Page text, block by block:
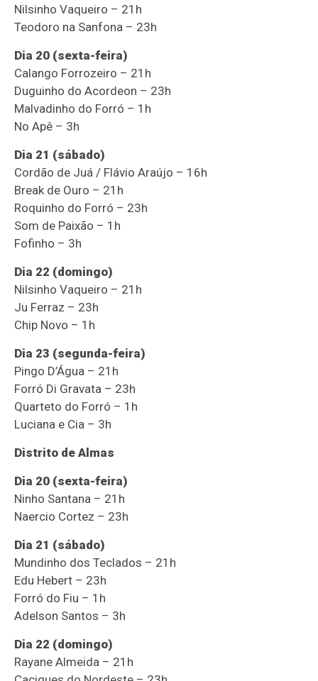
Nilsinho Vaqueiro – 21h
Teodoro na Sanfona – 23h
Dia 20 (sexta-feira)
Calango Forrozeiro – 21h
Duguinho do Acordeon – 23h
Malvadinho do Forró – 1h
No Apê – 3h
Dia 21 (sábado)
Cordão de Juá / Flávio Araújo – 16h
Break de Ouro – 21h
Roquinho do Forró – 23h
Som de Paixão – 1h
Fofinho – 3h
Dia 22 (domingo)
Nilsinho Vaqueiro – 21h
Ju Ferraz – 23h
Chip Novo – 1h
Dia 23 (segunda-feira)
Pingo D’Água – 21h
Forró Di Gravata – 23h
Quarteto do Forró – 1h
Luciana e Cia – 3h
Distrito de Almas
Dia 20 (sexta-feira)
Ninho Santana – 21h
Naercio Cortez – 23h
Dia 21 (sábado)
Mundinho dos Teclados – 21h
Edu Hebert – 23h
Forró do Fiu – 1h
Adelson Santos – 3h
Dia 22 (domingo)
Rayane Almeida – 21h